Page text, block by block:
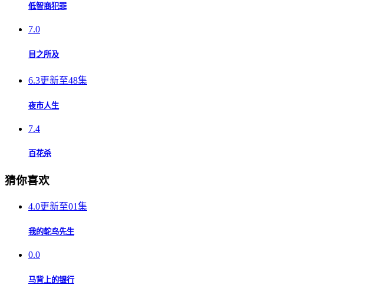
低智商犯罪
7.0
目之所及
6.3更新至48集
夜市人生
7.4
百花杀
猜你喜欢
4.0更新至01集
我的鸵鸟先生
0.0
马背上的银行